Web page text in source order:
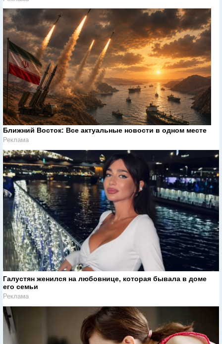
Ближний Восток: Все актуальные новости в одном месте
Реклама
Галустян женился на любовнице, которая бывала в доме
его семьи
Реклама